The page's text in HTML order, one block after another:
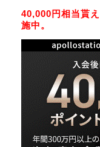
40,000円相当貰
施中。